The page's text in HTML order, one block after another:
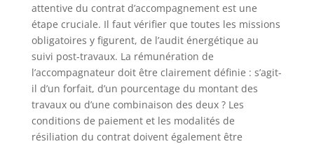
attentive du contrat d’accompagnement est une
étape cruciale. Il faut vérifier que toutes les missions
obligatoires y figurent, de l’audit énergétique au
suivi post-travaux. La rémunération de
l’accompagnateur doit être clairement définie : s’agit-
il d’un forfait, d’un pourcentage du montant des
travaux ou d’une combinaison des deux ? Les
conditions de paiement et les modalités de
résiliation du contrat doivent également être